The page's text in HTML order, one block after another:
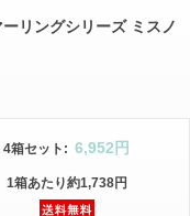
リングシリーズ ミスノ
4箱セット : 6,952円
1箱あたり約1,738円